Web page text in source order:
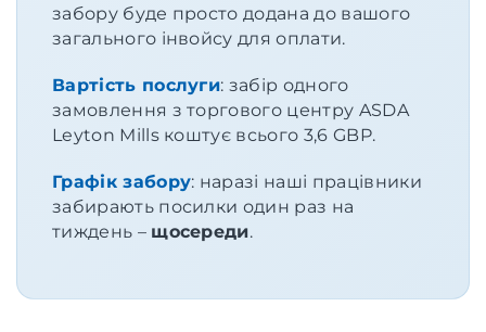
забору буде просто додана до вашого
загального інвойсу для оплати.
Вартість послуги: забір одного
замовлення з торгового центру ASDA
Leyton Mills коштує всього 3,6 GBP.
Графік забору: наразі наші працівники
забирають посилки один раз на
тиждень – щосереди.